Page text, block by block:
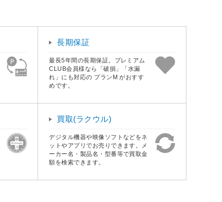
長期保証
最長5年間の長期保証。プレミアム
CLUB会員様なら「破損」「水漏
れ」にも対応の プランM がおすす
めです。
買取(ラクウル)
デジタル機器や映像ソフトなどをネ
ットやアプリでお売りできます。メ
ーカー名・製品名・型番等で買取金
額を検索できます。